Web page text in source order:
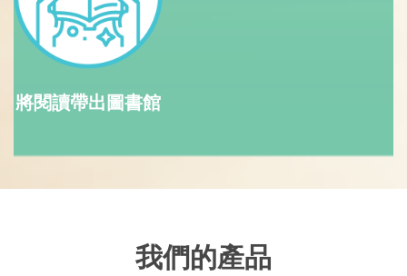
將閱讀帶出圖書館
我們的產品